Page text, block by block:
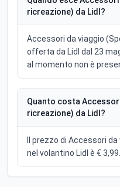
ricreazione) da Lidl?
Accessori da viaggio
offerta da Lidl dal 23
al momento non è
Quanto costa
ricreazione) da Lidl?
Il prezzo di Accessori
nel volantino Lidl è € 3,99.